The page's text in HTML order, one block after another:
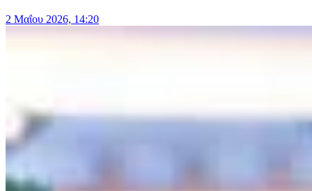
2 Μαΐου 2026, 14:20